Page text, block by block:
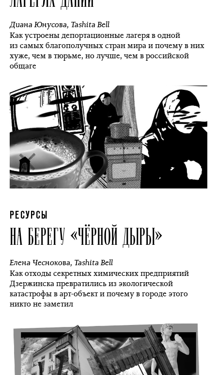
Диана Юнусова, Tashita Bell
Как устроены депортационные лагеря в одной
из самых благополучных стран мира и почему в них
хуже, чем в тюрьме, но лучше, чем в российской
общаге
РЕСУРСЫ
НА БЕРЕГУ «ЧЁРНОЙ ДЫРЫ»
Елена Чеснокова, Tashita Bell
Как отходы секретных химических предприятий
Дзержинска превратились из экологической
катастрофы в арт-объект и почему в городе этого
никто не заметил